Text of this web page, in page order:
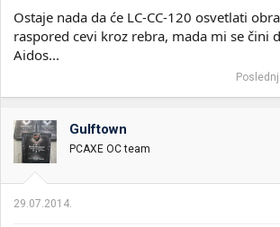
Ostaje nada da će LC-CC-120 osvetlati
raspored cevi kroz rebra, mada mi se čini
Aidos...
Gulftown
PCAXE OC team
29.07.2014.